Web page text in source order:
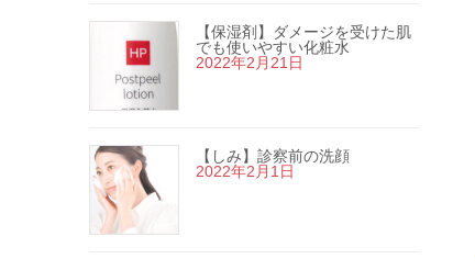
【保湿剤】ダメージを受けた肌
でも使いやすい化粧水
2022年2月21日
【しみ】診察前の洗顔
2022年2月1日